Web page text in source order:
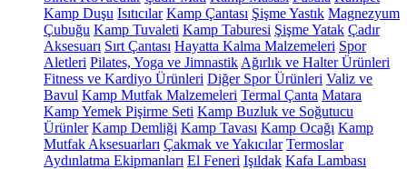
Kamp Duşu Isıtıcılar Kamp Çantası Şişme Yastık Magnezyum
Çubuğu Kamp Tuvaleti Kamp Taburesi Şişme Yatak Çadır
Aksesuarı Sırt Çantası Hayatta Kalma Malzemeleri Spor
Aletleri Pilates, Yoga ve Jimnastik Ağırlık ve Halter Ürünleri
Fitness ve Kardiyo Ürünleri Diğer Spor Ürünleri Valiz ve
Bavul Kamp Mutfak Malzemeleri Termal Çanta Matara
Kamp Yemek Pişirme Seti Kamp Buzluk ve Soğutucu
Ürünler Kamp Demliği Kamp Tavası Kamp Ocağı Kamp
Mutfak Aksesuarları Çakmak ve Yakıcılar Termoslar
Aydınlatma Ekipmanları El Feneri Işıldak Kafa Lambası